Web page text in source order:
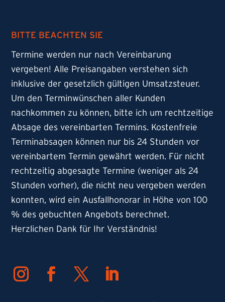
BITTE BEACHTEN SIE
Termine werden nur nach Vereinbarung
vergeben! Alle Preisangaben verstehen sich
inklusive der gesetzlich gültigen Umsatzsteuer.
Um den Terminwünschen aller Kunden
nachkommen zu können, bitte ich um rechtzeitige
Absage des vereinbarten Termins. Kostenfreie
Terminabsagen können nur bis 24 Stunden vor
vereinbartem Termin gewährt werden. Für nicht
rechtzeitig abgesagte Termine (weniger als 24
Stunden vorher), die nicht neu vergeben werden
konnten, wird ein Ausfallhonorar in Höhe von 100
% des gebuchten Angebots berechnet.
Herzlichen Dank für Ihr Verständnis!